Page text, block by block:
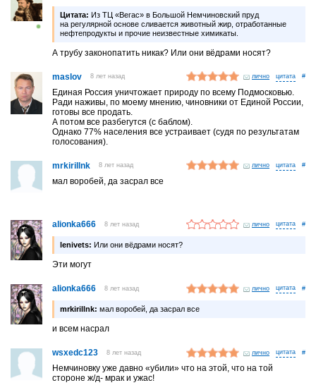
Цитата: Из ТЦ «Вегас» в Большой Немчиновский пруд
на регулярной основе сливается животный жир, отработанные
нефтепродукты и прочие неизвестные химикаты.
А трубу законопатить никак? Или они вёдрами носят?
maslov 8 лет назад лично #
Единая Россия уничтожает природу по всему Подмосковью.
Ради наживы, по моему мнению, чиновники от Единой России,
готовы все продать.
А потом все разбегутся (с баблом).
Однако 77% населения все устраивает (судя по результатам
голосования).
mrkirillnk 8 лет назад лично #
мал воробей, да засрал все
alionka666 8 лет назад лично #
lenivets: Или они вёдрами носят?
Эти могут
alionka666 8 лет назад лично #
mrkirillnk: мал воробей, да засрал все
и всем насрал
wsxedc123 8 лет назад лично #
Немчиновку уже давно «убили» что на этой, что на той
стороне ж/д- мрак и ужас!